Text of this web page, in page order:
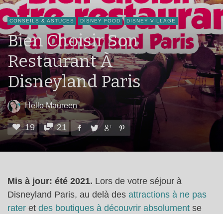
CONSEILS & ASTUCES DISNEY FOOD DISNEY VILLAGE
Bien Choisir Son
Restaurant À
Disneyland Paris
Hello Maureen
19 21
Mis à jour: été 2021. Lors de votre séjour à
Disneyland Paris, au delà des attractions à ne pas
rater et des boutiques à découvrir absolument se